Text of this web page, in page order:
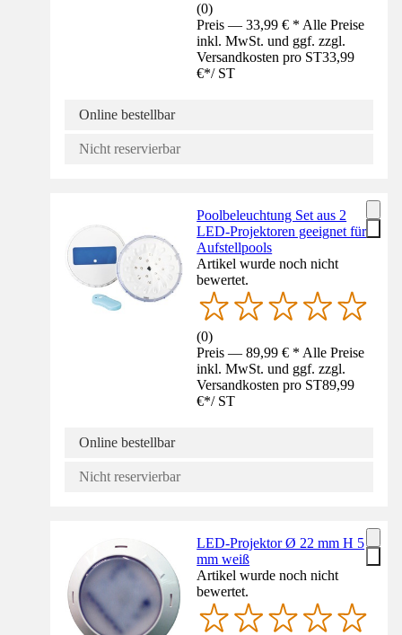
(0)
Preis — 33,99 € * Alle Preise
inkl. MwSt. und ggf. zzgl.
Versandkosten pro ST33,99
€*/ ST
Online bestellbar
Nicht reservierbar
Poolbeleuchtung Set aus 2
LED-Projektoren geeignet für
Aufstellpools
Artikel wurde noch nicht
bewertet.
(0)
Preis — 89,99 € * Alle Preise
inkl. MwSt. und ggf. zzgl.
Versandkosten pro ST89,99
€*/ ST
Online bestellbar
Nicht reservierbar
LED-Projektor Ø 22 mm H 5
mm weiß
Artikel wurde noch nicht
bewertet.